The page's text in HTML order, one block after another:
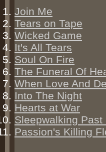
Join Me
Tears on Tape
Wicked Game
It's All Tears
Soul On Fire
The Funeral Of
When Love And
Into The Night
Hearts at War
Sleepwalking Past
Passion's Killing